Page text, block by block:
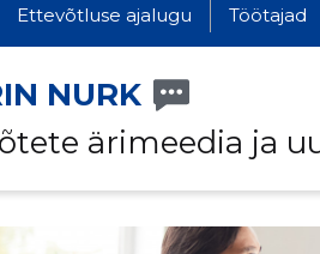
Ettevõtluse ajalugu Töötajad
NURK
ärimeedia ja